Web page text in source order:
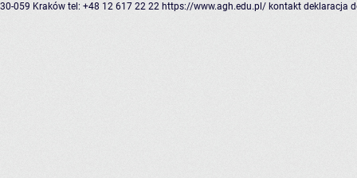
30-059 Kraków tel: +48 12 617 22 22 https://www.agh.edu.pl/ kontakt deklaracja